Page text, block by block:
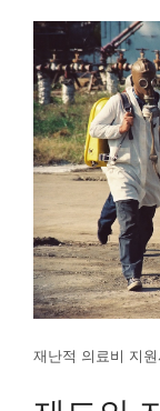
재난적 의료비 지원